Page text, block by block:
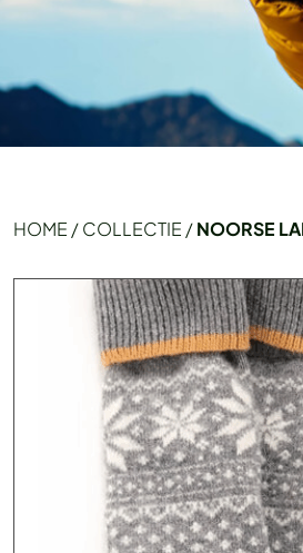
HOME /COLLECTIE /NOORSE